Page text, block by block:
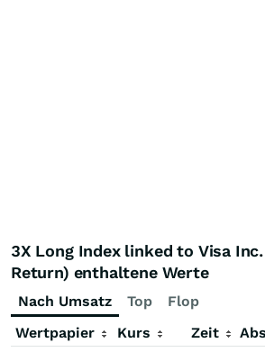
3X Long Index linked to Visa
Return) enthaltene Werte
Nach Umsatz Top
Flop
Wertpapier
Kurs Zeit